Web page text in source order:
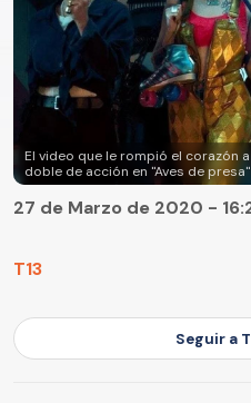
El video que le rompió el corazón
doble de acción en "Aves de presa"
T13
27 de Marzo de 2020 -
Seguir a